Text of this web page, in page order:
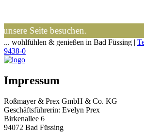
Seite besuchen.
... wohlfühlen & genießen in Bad Füssing |
9438-0
Impressum
Roßmayer & Prex GmbH & Co. KG
Geschäftsführerin: Evelyn Prex
Birkenallee 6
94072 Bad Füssing